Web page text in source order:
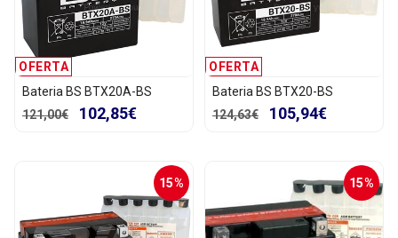
OFERTA
Bateria BS BTX20A-BS
121,00€
102,85€
OFERTA
Bateria BS BTX20-BS
124,63€
105,94€
15% 15%